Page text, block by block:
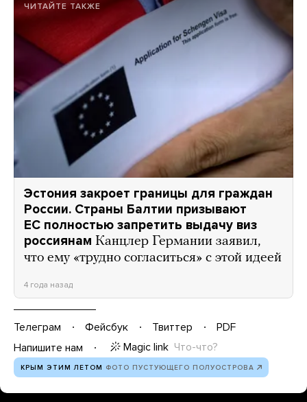
ЧИТАЙТЕ ТАКЖЕ
Эстония закроет границы для граждан
России. Страны Балтии призывают
ЕС полностью запретить выдачу виз
россиянам Канцлер Германии заявил,
что ему «трудно согласиться» с этой идеей
4 года назад
Телеграм Фейсбук Твиттер
PDF
Напишите нам
Magic link Что-что?
КРЫМ ЭТИМ ЛЕТОМ ФОТО ПУСТУЮЩЕГО ПОЛУОСТРОВА